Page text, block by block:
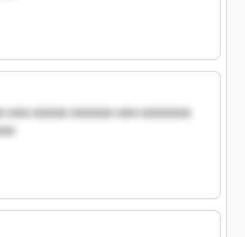
xxx xxxxx xxxxxx xxx xxxxxxx